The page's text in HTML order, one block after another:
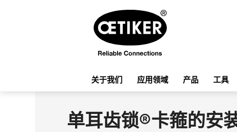
关于我们 应用领域 产品 工具
单耳齿锁®卡箍的安